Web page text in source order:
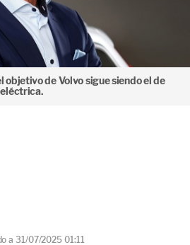
objetivo de Volvo sigue siendo el de
a 31/07/2025 01:11